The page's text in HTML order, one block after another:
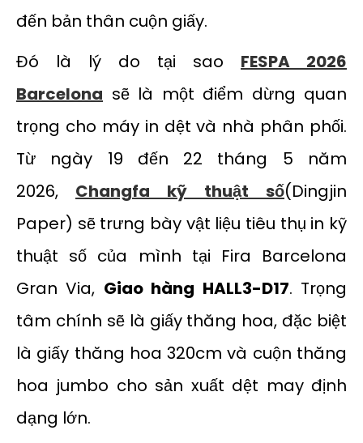
đến bản thân cuộn giấy.
Đó là lý do tại sao FESPA 2026
Barcelona sẽ là một điểm dừng quan
trọng cho máy in dệt và nhà phân phối.
Từ ngày 19 đến 22 tháng 5 năm
2026,
Changfa kỹ thuật số(Dingjin
Paper) sẽ trưng bày vật liệu tiêu thụ in kỹ
thuật số của mình tại Fira Barcelona
Gran Via, Giao hàng HALL3-D17. Trọng
tâm chính sẽ là giấy thăng hoa, đặc biệt
là giấy thăng hoa 320cm và cuộn thăng
hoa jumbo cho sản xuất dệt may định
dạng lớn.